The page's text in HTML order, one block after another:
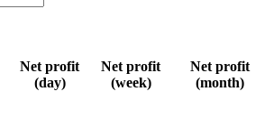
Net profit
(day)
Net profit
(week)
Net profit
(month)